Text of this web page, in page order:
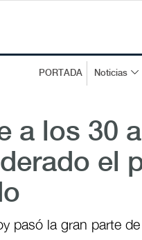
PORTADA Noticias
a los 30
el
pasó la gran parte